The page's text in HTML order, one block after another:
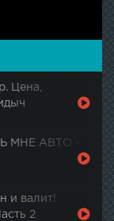
Цена,
МНЕ АВТО -
и валит!
2